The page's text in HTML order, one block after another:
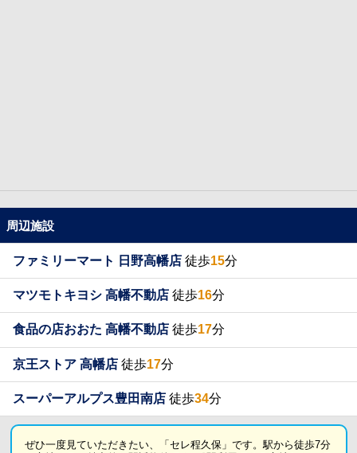
周辺施設
ファミリーマート 日野高幡店 徒歩15分
マツモトキヨシ 高幡不動店 徒歩16分
食品の店おおた 高幡不動店 徒歩17分
京王ストア 高幡店 徒歩17分
スーパーアルプス豊田南店 徒歩34分
ぜひ一度見ていただきたい、「セレ程久保」です。駅から徒歩7分